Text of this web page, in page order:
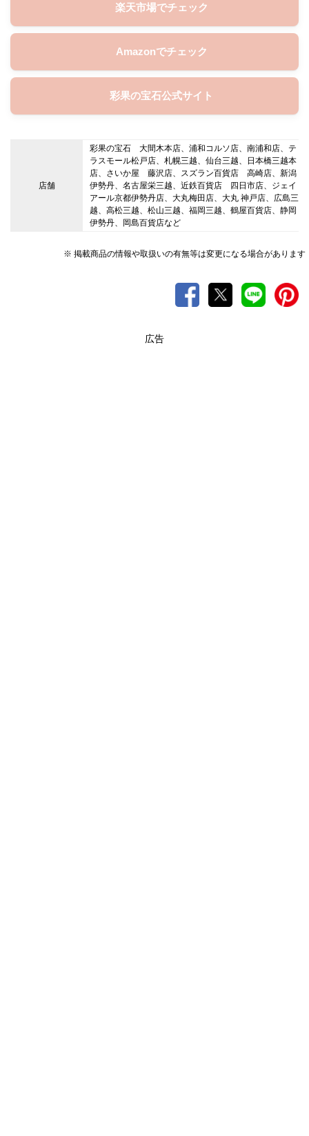
楽天市場でチェック
Amazonでチェック
彩果の宝石公式サイト
店舗
彩果の宝石 大間木本店、浦和コルソ店、南浦和店、テ
ラスモール松戸店、札幌三越、仙台三越、日本橋三越本
店、さいか屋 藤沢店、スズラン百貨店 高崎店、新潟
伊勢丹、名古屋栄三越、近鉄百貨店 四日市店、ジェイ
アール京都伊勢丹店、大丸梅田店、大丸 神戸店、広島三
越、高松三越、松山三越、福岡三越、鶴屋百貨店、静岡
伊勢丹、岡島百貨店など
※ 掲載商品の情報や取扱いの有無等は変更になる場合があります
広告